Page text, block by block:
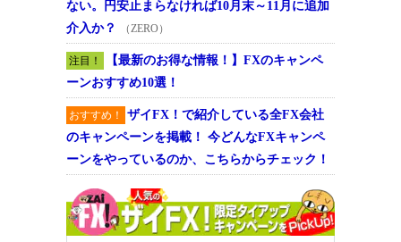
ない。円安止まらなければ10月末～11月に追加
介入か？
（ZERO）
注目！
【最新のお得な情報！】FXのキャンペ
ーンおすすめ10選！
おすすめ！
ザイFX！で紹介している全FX会社
のキャンペーンを掲載！ 今どんなFXキャンペ
ーンをやっているのか、こちらからチェック！